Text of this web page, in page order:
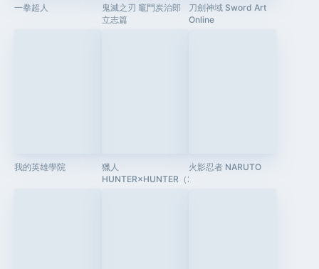
一拳超人
鬼滅之刃 竈門炭治郎
立志篇
刀劍神域 Sword Art
Online
我的英雄學院
獵人
HUNTER×HUNTER（2011）
火影忍者 NARUTO